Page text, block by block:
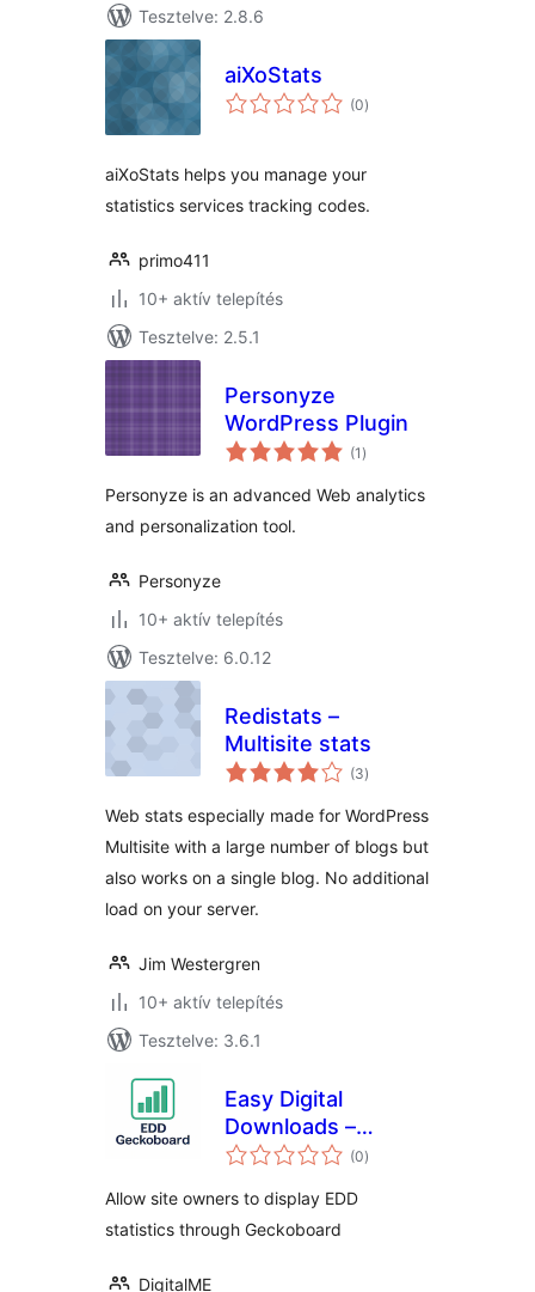
Tesztelve: 2.8.6
aiXoStats
(0értékelés
összesen
)
aiXoStats helps you manage your
statistics services tracking codes.
primo411
10+ aktív telepítés
Tesztelve: 2.5.1
Personyze
WordPress Plugin
(1 értékelés
összesen
)
Personyze is an advanced Web analytics
and personalization tool.
Personyze
10+ aktív telepítés
Tesztelve: 6.0.12
Redistats –
Multisite stats
(3értékelés
összesen
)
Web stats especially made for WordPress
Multisite with a large number of blogs but
also works on a single blog. No additional
load on your server.
Jim Westergren
10+ aktív telepítés
Tesztelve: 3.6.1
Easy Digital
Downloads –
Geckoboard (0értékelés
összesen
)
Allow site owners to display EDD
statistics through Geckoboard
DigitalME